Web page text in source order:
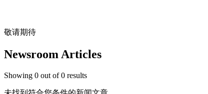
敬请期待
Newsroom Articles
Showing 0 out of0 results